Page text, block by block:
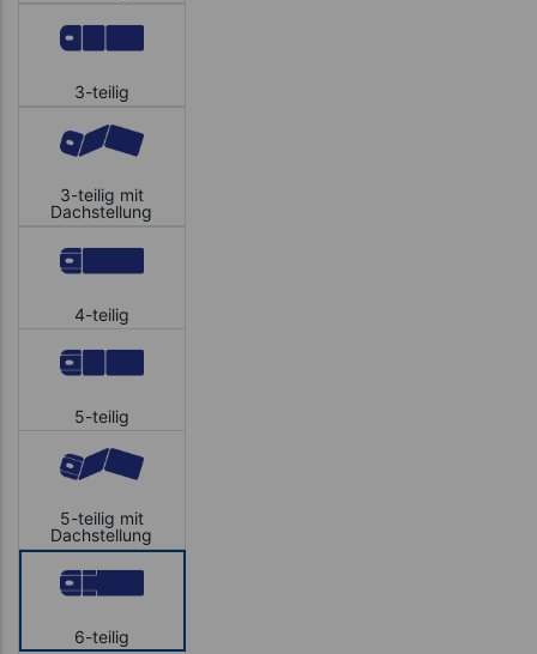
3-teilig
3-teilig mit
Dachstellung
4-teilig
5-teilig
5-teilig mit
Dachstellung
6-teilig